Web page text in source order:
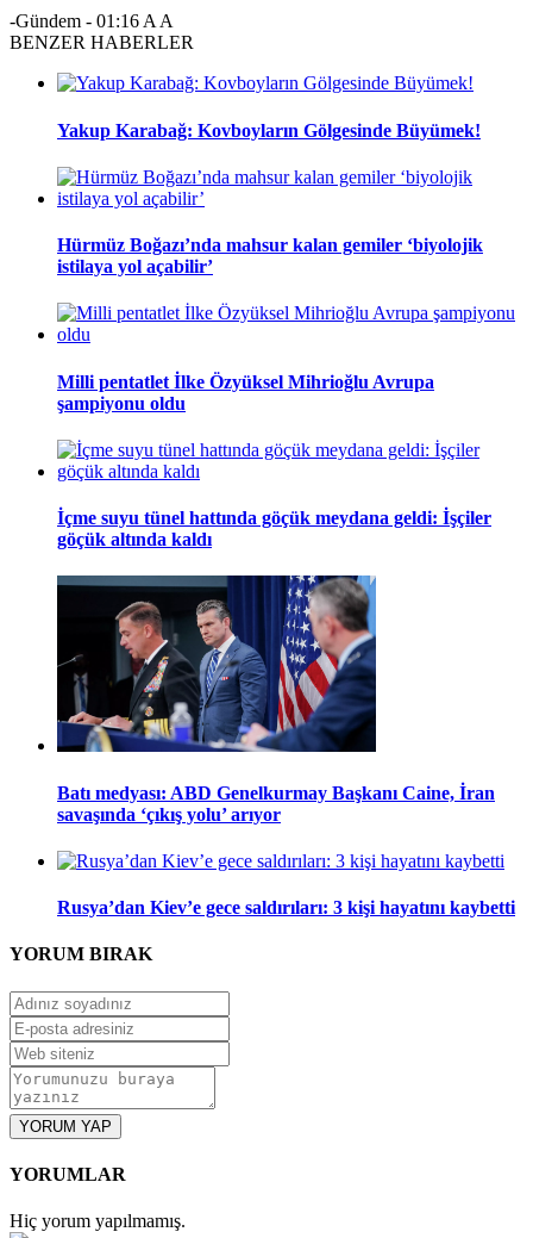
-Gündem - 01:16 A A
BENZER HABERLER
Yakup Karabağ: Kovboyların Gölgesinde Büyümek!
Hürmüz Boğazı’nda mahsur kalan gemiler ‘biyolojik
istilaya yol açabilir’
Milli pentatlet İlke Özyüksel Mihrioğlu Avrupa
şampiyonu oldu
İçme suyu tünel hattında göçük meydana geldi: İşçiler
göçük altında kaldı
Batı medyası: ABD Genelkurmay Başkanı Caine, İran
savaşında ‘çıkış yolu’ arıyor
Rusya’dan Kiev’e gece saldırıları: 3 kişi hayatını kaybetti
YORUM BIRAK
YORUM YAP
YORUMLAR
Hiç yorum yapılmamış.